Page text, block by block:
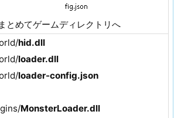
とめてゲームディレクトリへ
hid.dll
loader.dll
loader-config.json
MonsterLoader.dll